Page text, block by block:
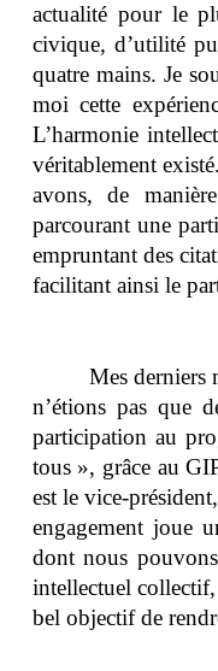
actualité pour le
civique, d’utilité
quatre mains. Je
moi cette
L’harmonie
véritablement
avons, de
parcourant une
empruntant des
facilitant ainsi le
Mes derniers
n’étions pas que
participation au
tous », grâce au
est le vice-
engagement joue
dont nous
intellectuel collectif,
bel objectif de